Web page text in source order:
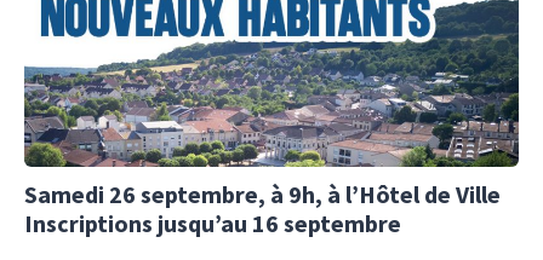
Samedi 26 septembre, à 9h, à l’Hôtel de Ville
Inscriptions jusqu’au 16 septembre